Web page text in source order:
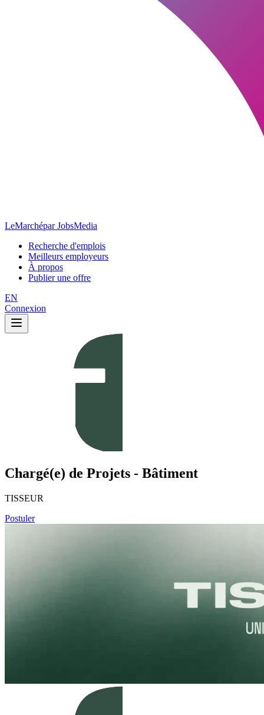
LeMarchépar JobsMedia
Recherche d'emplois
Meilleurs employeurs
À propos
Publier une offre
EN
Connexion
Chargé(e) de Projets - Bâtiment
TISSEUR
Postuler